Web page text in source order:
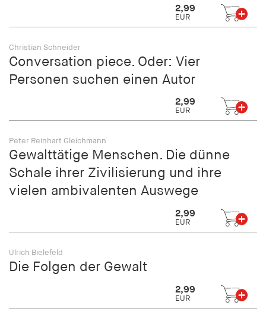
2,99
EUR
Christian Schneider
Conversation piece. Oder: Vier
Personen suchen einen Autor
2,99
EUR
Peter Reinhart Gleichmann
Gewalttätige Menschen. Die dünne
Schale ihrer Zivilisierung und ihre
vielen ambivalenten Auswege
2,99
EUR
Ulrich Bielefeld
Die Folgen der Gewalt
2,99
EUR